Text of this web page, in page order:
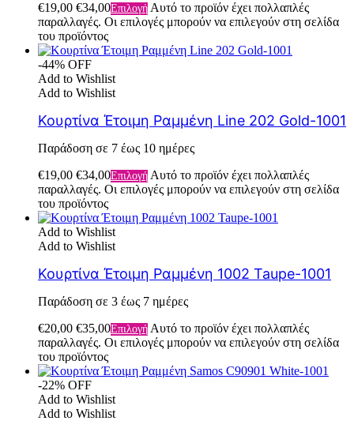
€19,00 €34,00Επιλογή Αυτό το προϊόν έχει πολλαπλές
παραλλαγές. Οι επιλογές μπορούν να επιλεγούν στη σελίδα
του προϊόντος
-44% OFF
Add to Wishlist
Add to Wishlist
Κουρτίνα Έτοιμη Ραμμένη Line 202 Gold-1001
Παράδοση σε 7 έως 10 ημέρες
€19,00 €34,00Επιλογή Αυτό το προϊόν έχει πολλαπλές
παραλλαγές. Οι επιλογές μπορούν να επιλεγούν στη σελίδα
του προϊόντος
Add to Wishlist
Add to Wishlist
Κουρτίνα Έτοιμη Ραμμένη 1002 Taupe-1001
Παράδοση σε 3 έως 7 ημέρες
€20,00 €35,00Επιλογή Αυτό το προϊόν έχει πολλαπλές
παραλλαγές. Οι επιλογές μπορούν να επιλεγούν στη σελίδα
του προϊόντος
-22% OFF
Add to Wishlist
Add to Wishlist